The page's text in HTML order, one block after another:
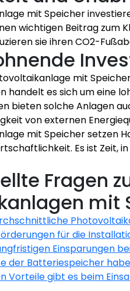
mit Speicher
wichtigen Beitrag zum
sie ihren CO2-
mit
handelt es sich um eine
bieten solche Anlagen
von externen
mit Speicher setzen
Es ist Zeit,
Fragen
mit
für die
Einsparungen
der Batteriespeicher
Vorteile gibt es beim